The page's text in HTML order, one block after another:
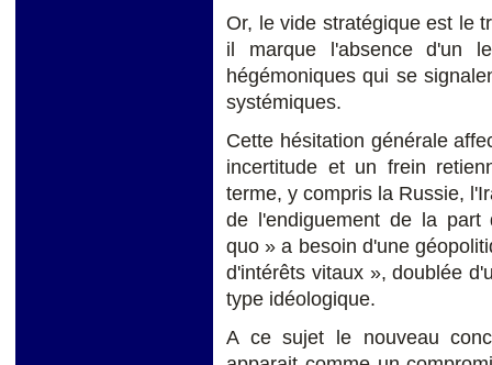
Or, le vide stratégique est le
il marque l'absence d'un
hégémoniques qui se
systémiques.
Cette hésitation générale
incertitude et un frein
terme, y compris la Russie,
de l'endiguement de la part
quo » a besoin d'une
d'intérêts vitaux », doublée
type idéologique.
A ce sujet le nouveau